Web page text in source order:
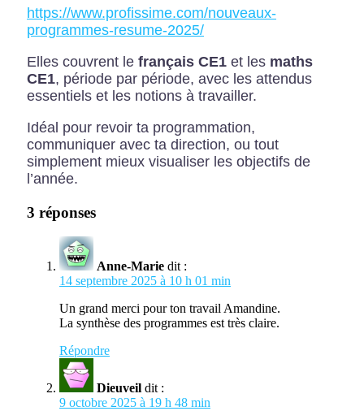
https://www.profissime.com/nouveaux-
programmes-resume-2025/
Elles couvrent le français CE1 et les maths
CE1, période par période, avec les attendus
essentiels et les notions à travailler.
Idéal pour revoir ta programmation,
communiquer avec ta direction, ou tout
simplement mieux visualiser les objectifs de
l’année.
3 réponses
Anne-Marie dit :
14 septembre 2025 à 10 h 01 min
Un grand merci pour ton travail Amandine.
La synthèse des programmes est très claire.
Répondre
Dieuveil dit :
9 octobre 2025 à 19 h 48 min